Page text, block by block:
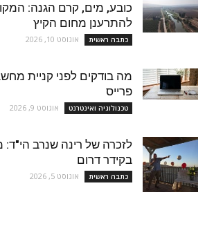
כובע, מים, קרם הגנה:
להתרענן מחום הקיץ
כתבה ראשית אוגוסט 10, 2026
מה בודקים לפני קניית
פרייס
טכנולוגיה ואינטרנט אוגוסט 9, 2026
לזכרה של רינה שנרב
בקידר דרום
כתבה ראשית אוגוסט 5, 2026